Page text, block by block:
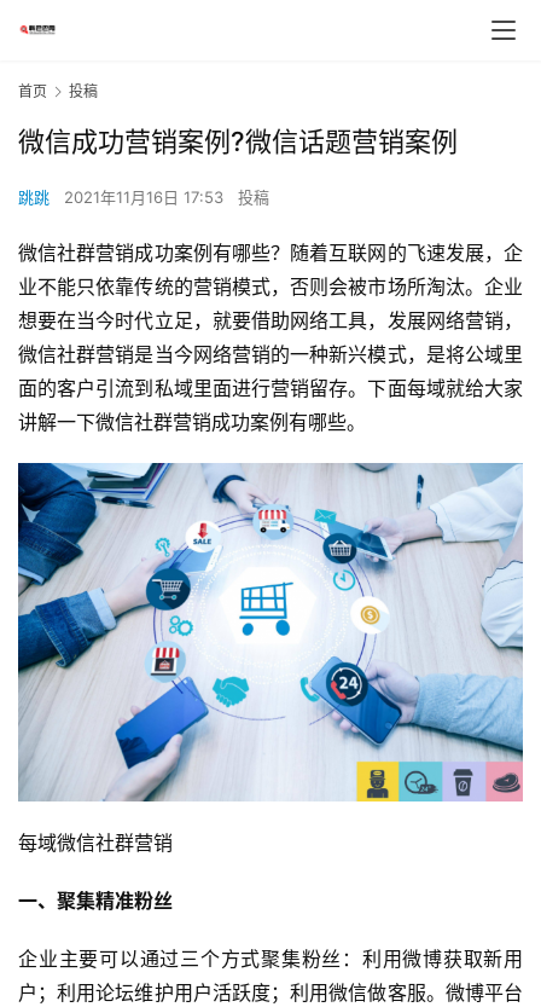
首页 投稿
微信成功营销案例?微信话题营销案例
跳跳 2021年11月16日 17:53 投稿
微信社群营销成功案例有哪些？随着互联网的飞速发展，企
业不能只依靠传统的营销模式，否则会被市场所淘汰。企业
想要在当今时代立足，就要借助网络工具，发展网络营销，
微信社群营销是当今网络营销的一种新兴模式，是将公域里
面的客户引流到私域里面进行营销留存。下面每域就给大家
讲解一下微信社群营销成功案例有哪些。
每域微信社群营销
一、聚集精准粉丝
企业主要可以通过三个方式聚集粉丝：利用微博获取新用
户；利用论坛维护用户活跃度；利用微信做客服。微博平台